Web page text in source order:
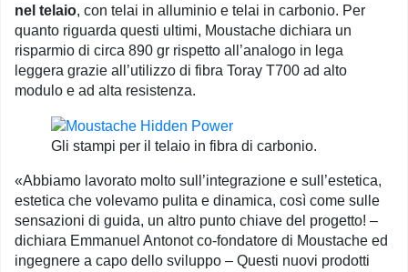
nel telaio, con telai in alluminio e telai in carbonio. Per
quanto riguarda questi ultimi, Moustache dichiara un
risparmio di circa 890 gr rispetto all’analogo in lega
leggera grazie all’utilizzo di fibra Toray T700 ad alto
modulo e ad alta resistenza.
Gli stampi per il telaio in fibra di carbonio.
«Abbiamo lavorato molto sull’integrazione e sull’estetica,
estetica che volevamo pulita e dinamica, così come sulle
sensazioni di guida, un altro punto chiave del progetto! –
dichiara Emmanuel Antonot co-fondatore di Moustache ed
ingegnere a capo dello sviluppo – Questi nuovi prodotti